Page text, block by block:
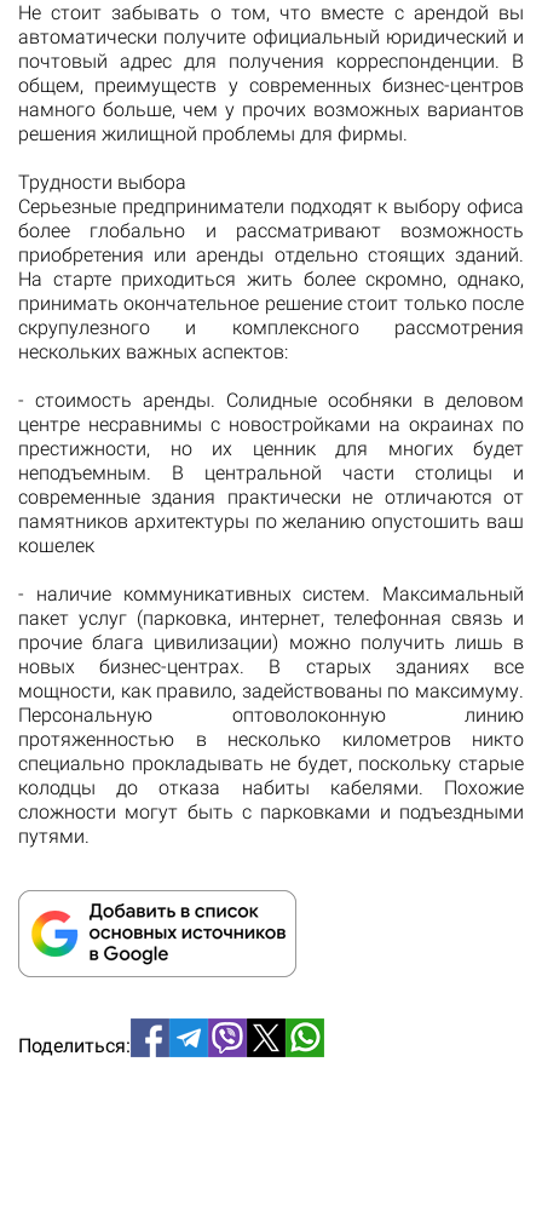
Не стоит забывать о том, что вместе с арендой вы
автоматически получите официальный юридический и
почтовый адрес для получения корреспонденции. В
общем, преимуществ у современных бизнес-центров
намного больше, чем у прочих возможных вариантов
решения жилищной проблемы для фирмы.
Трудности выбора
Серьезные предприниматели подходят к выбору офиса
более глобально и рассматривают возможность
приобретения или аренды отдельно стоящих зданий.
На старте приходиться жить более скромно, однако,
принимать окончательное решение стоит только после
скрупулезного и комплексного рассмотрения
нескольких важных аспектов:
- стоимость аренды. Солидные особняки в деловом
центре несравнимы с новостройками на окраинах по
престижности, но их ценник для многих будет
неподъемным. В центральной части столицы и
современные здания практически не отличаются от
памятников архитектуры по желанию опустошить ваш
кошелек
- наличие коммуникативных систем. Максимальный
пакет услуг (парковка, интернет, телефонная связь и
прочие блага цивилизации) можно получить лишь в
новых бизнес-центрах. В старых зданиях все
мощности, как правило, задействованы по максимуму.
Персональную оптоволоконную линию
протяженностью в несколько километров никто
специально прокладывать не будет, поскольку старые
колодцы до отказа набиты кабелями. Похожие
сложности могут быть с парковками и подъездными
путями.
Поделиться: